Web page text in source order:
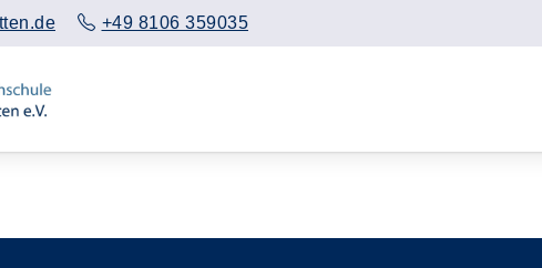
+49 8106 359035